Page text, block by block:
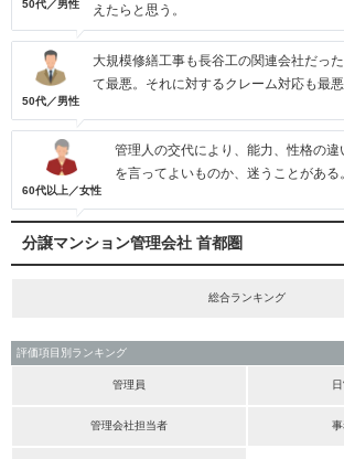
50代／男性
えたらと思う。
50代／男性
大規模修繕工事も長谷工の関連会社だっ
て最悪。それに対するクレーム対応も最悪
60代以上／女性
管理人の交代により、能力、性格の
を言ってよいものか、迷うことがある。
分譲マンション管理会社 首都圏
総合ランキング
評価項目別ランキング
管理員
管理会社担当者